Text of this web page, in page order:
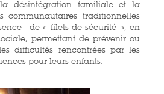
désintégration familiale et la
communautaires traditionnelles
de « filets de sécurité », en
permettant de prévenir ou
difficultés rencontrées par les
pour leurs enfants.